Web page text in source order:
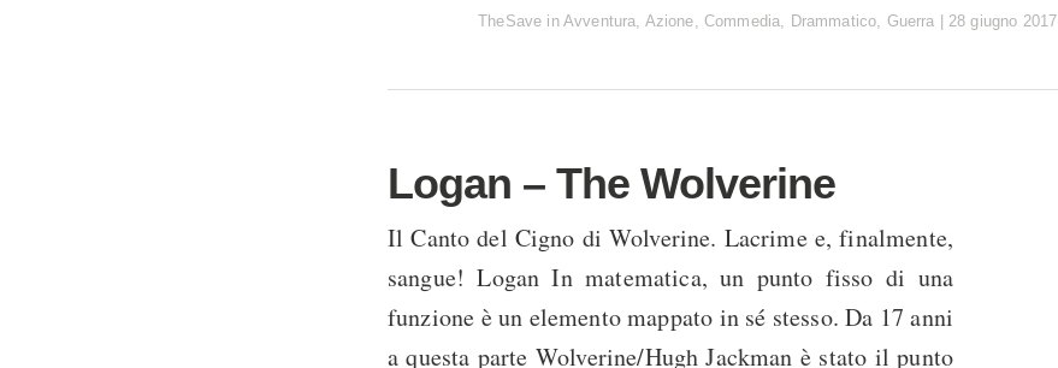
TheSave in Avventura, Azione, Commedia, Drammatico, Guerra 28 giugno 2017
Logan – The Wolverine
Il Canto del Cigno di Wolverine. Lacrime e, finalmente,
sangue! Logan In matematica, un punto fisso di una
funzione è un elemento mappato in sé stesso. Da 17 anni
a questa parte Wolverine/Hugh Jackman è stato il punto